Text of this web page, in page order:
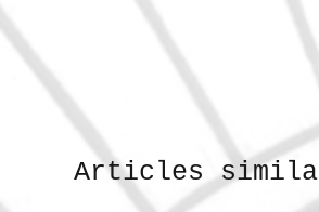
Articles